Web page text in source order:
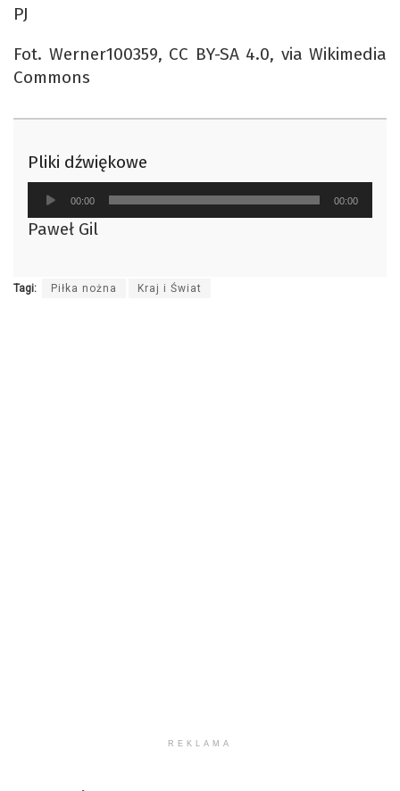
PJ
Fot. Werner100359, CC BY-SA 4.0, via Wikimedia
Commons
Pliki dźwiękowe
Odtwarzacz
plików
dźwiękowych
00:00 00:00
Paweł Gil
Tagi: Piłka nożna Kraj i Świat
REKLAMA